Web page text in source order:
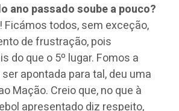
ano passado soube a pouco?
Ficámos todos, sem exceção,
de frustração, pois
do que o 5º lugar. Fomos a
apontada para tal, deu uma
Mação. Creio que, no que à
apresentado diz respeito,